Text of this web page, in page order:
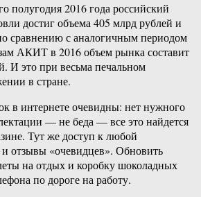
полугодия 2016 года российский
достиг объема 405 млрд рублей и
сравнению с аналогичным периодом
АКИТ в 2016 объем рынка составит
И это при весьма печальном
в стране.
в интернете очевидны: нет нужного
— не беда — все это найдется
Тут же доступ к любой
отзывы «очевидцев». Обновить
на отдых и коробку шоколадных
по дороге на работу.